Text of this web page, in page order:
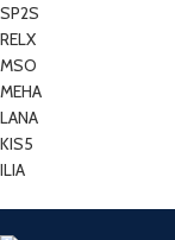
SP2S
RELX
MSO
MEHA
LANA
KIS5
ILIA